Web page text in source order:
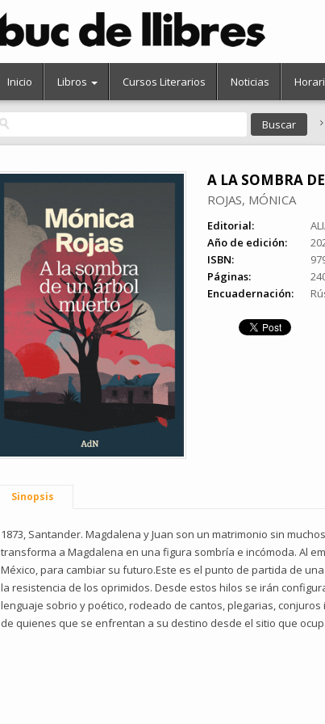
Inicio Libros Cursos Literarios Noticias
A LA SOMBRA
ROJAS, MÓNICA
Editorial:
Año de edición:
ISBN:
Páginas:
Encuadernación:
Sinopsis
1873, Santander. Magdalena y Juan son un matrimonio sin
transforma a Magdalena en una figura sombría e incómoda. Al
México, para cambiar su futuro.Este es el punto de partida de
la resistencia de los oprimidos. Desde estos hilos se irán
lenguaje sobrio y poético, rodeado de cantos, plegarias,
de quienes que se enfrentan a su destino desde el sitio que